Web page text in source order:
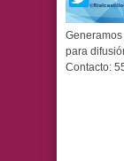
para
Contacto: